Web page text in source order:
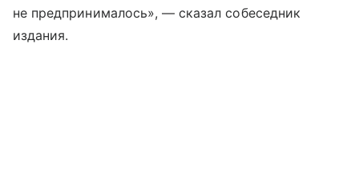
не предпринималось», — сказал собеседник
издания.